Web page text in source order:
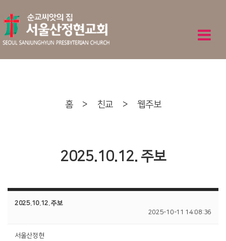
홈 > 친교 > 웹주보
2025.10.12. 주보
2025.10.12. 주보
2025-10-11 14:08:36
서울산정현